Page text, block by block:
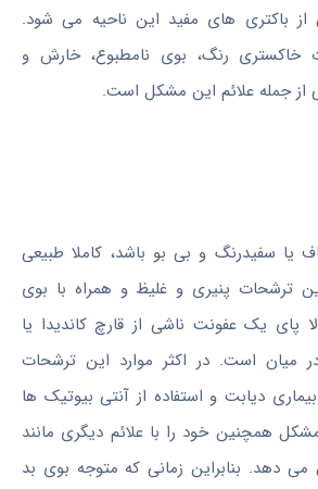
باکتری های مفید این ناحیه می شود.
خاکستری رنگ، بوی نامطبوع، خارش و
از جمله علائم این مشکل است.
یا سفیدرنگ و بی بو باشد، کاملا طبیعی
ترشحات پنیری و غلیظ و همراه با بوی
پای یک عفونت ناشی از قارچ کاندیدا یا
میان است. در اکثر موارد این ترشحات
دیابت و استفاده از آنتی بیوتیک ها
همچنین خود را با علائم دیگری مانند
دهد. بنابراین زمانی که متوجه بوی بد